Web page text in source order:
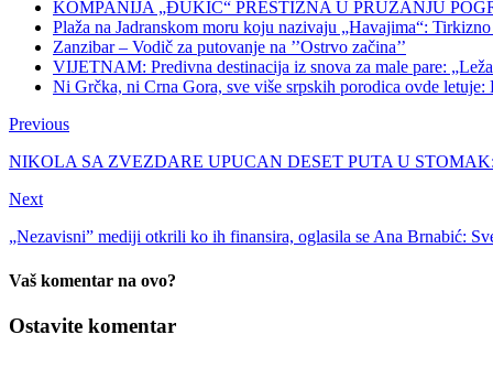
KOMPANIJA „ĐUKIĆ“ PRESTIŽNA U PRUŽANJU
Plaža na Jadranskom moru koju nazivaju „Havajima“:
Zanzibar – Vodič za putovanje na ’’Ostrvo začina’’
VIJETNAM: Predivna destinacija iz snova za male pare:
Ni Grčka, ni Crna Gora, sve više srpskih porodica ovde letuje:
Previous
NIKOLA SA ZVEZDARE UPUCAN DESET PUTA U STOMAK:
Next
„Nezavisni” mediji otkrili ko ih finansira, oglasila se Ana Brnabić:
Vaš komentar na ovo?
Ostavite komentar